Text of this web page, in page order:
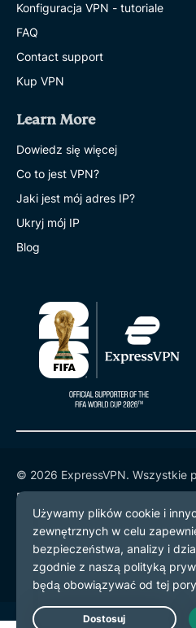
Konfiguracja VPN - tutoriale
FAQ
Contact support
Kup VPN
Learn More
Dowiedz się więcej
Co to jest VPN?
Jaki jest mój adres IP?
Ukryj mój IP
Blog
© 2026 ExpressVPN. Wszystkie
Polityka prywatności
Warunki użytkowania
preferencje plików cookie